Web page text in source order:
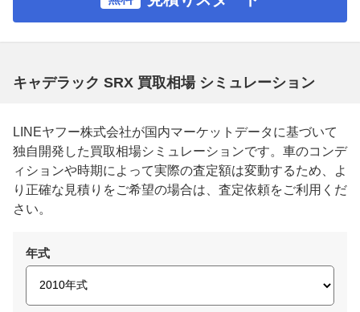
キャデラック SRX 買取相場 シミュレーション
LINEヤフー株式会社が国内マーケットデータに基づいて
独自開発した買取相場シミュレーションです。車のコンデ
ィションや時期によって実際の査定額は変動するため、よ
り正確な見積りをご希望の場合は、査定依頼をご利用くだ
さい。
年式